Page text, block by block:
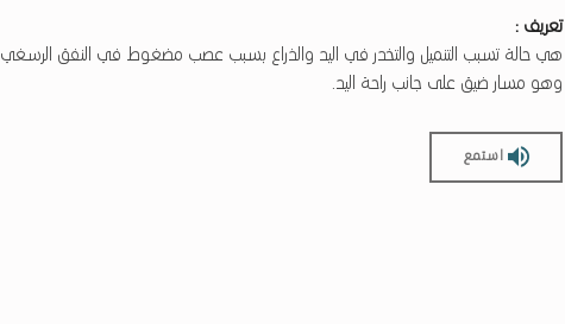
تعريف :
هي حالة تسبب التنميل والتخدر في اليد والذراع بسبب عصب مضغوط في النفق الرسغي
وهو مسار ضيق على جانب راحة اليد.
استمع